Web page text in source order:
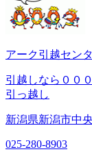
アーク引越セン
引越しなら００
引っ越し
新潟県新潟市中
025-280-8903